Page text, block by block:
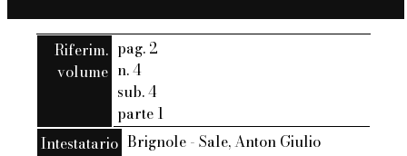
Riferim.
volume
pag. 2
n. 4
sub. 4
parte 1
Intestatario Brignole - Sale, Anton Giulio